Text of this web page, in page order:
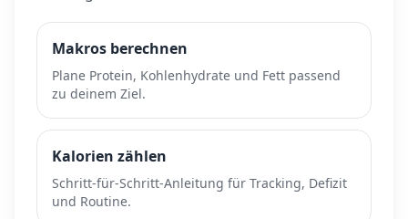
Makros berechnen
Plane Protein, Kohlenhydrate und Fett passend
zu deinem Ziel.
Kalorien zählen
Schritt-für-Schritt-Anleitung für Tracking, Defizit
und Routine.